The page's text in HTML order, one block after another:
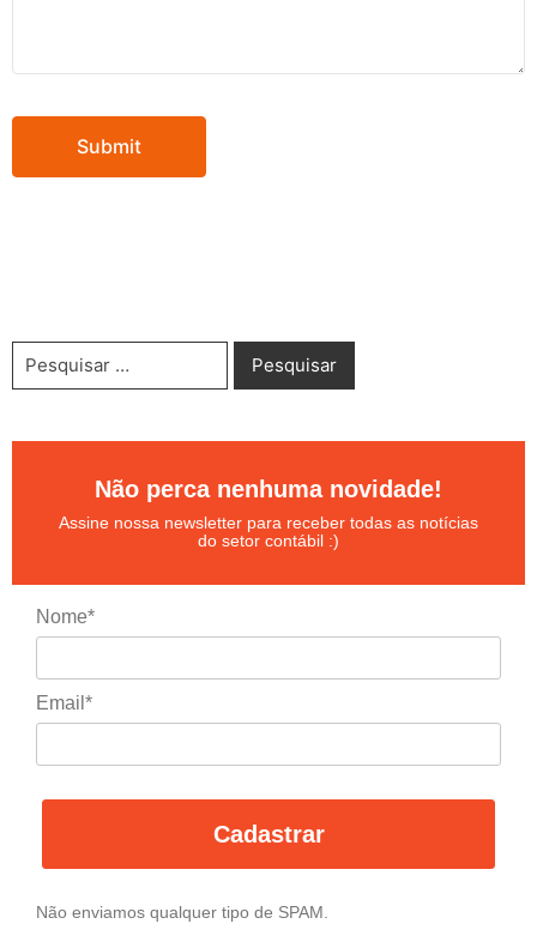
Não perca nenhuma novidade!
Assine nossa newsletter para receber todas as notícias
do setor contábil :)
Nome*
Email*
Cadastrar
Não enviamos qualquer tipo de SPAM.